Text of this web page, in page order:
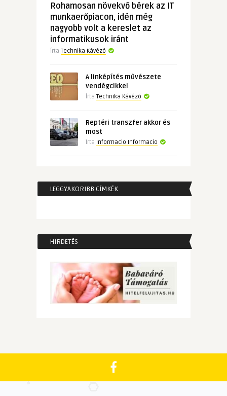
Rohamosan növekvő bérek az IT
munkaerőpiacon, idén még
nagyobb volt a kereslet az
informatikusok iránt
Írta Technika Kávézó
A linképítés művészete
vendégcikkel
Írta Technika Kávézó
Reptéri transzfer akkor és
most
Írta Informacio Informacio
LEGGYAKORIBB CÍMKÉK
HIRDETÉS